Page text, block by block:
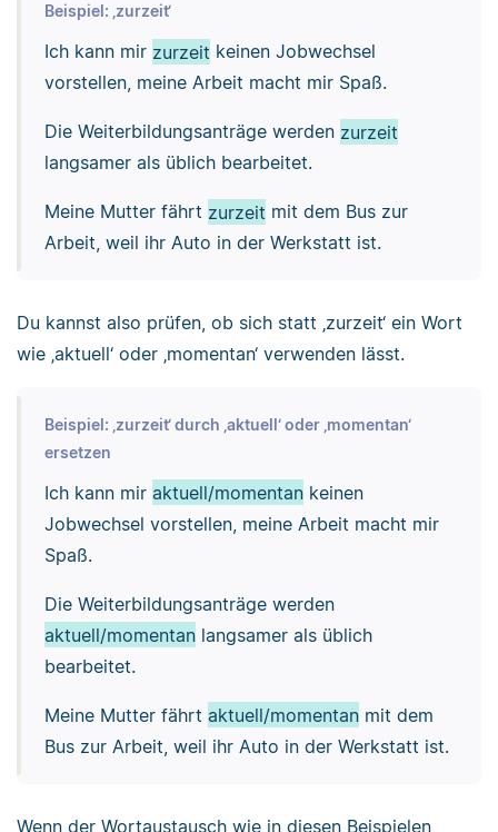
Beispiel: ‚zurzeit‘
Ich kann mir zurzeit keinen Jobwechsel
vorstellen, meine Arbeit macht mir Spaß.
Die Weiterbildungsanträge werden zurzeit
langsamer als üblich bearbeitet.
Meine Mutter fährt zurzeit mit dem Bus zur
Arbeit, weil ihr Auto in der Werkstatt ist.
Du kannst also prüfen, ob sich statt ‚zurzeit‘ ein Wort
wie ‚aktuell‘ oder ‚momentan‘ verwenden lässt.
Beispiel: ‚zurzeit‘ durch ‚aktuell‘ oder ‚momentan‘
ersetzen
Ich kann mir aktuell/momentankeinen
Jobwechsel vorstellen, meine Arbeit macht mir
Spaß.
Die Weiterbildungsanträge werden
aktuell/momentanlangsamer als üblich
bearbeitet.
Meine Mutter fährt aktuell/momentanmit dem
Bus zur Arbeit, weil ihr Auto in der Werkstatt ist.
Wenn der Wortaustausch wie in diesen Beispielen